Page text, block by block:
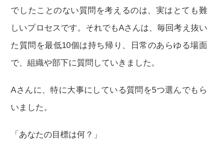
でしたことのない質問を考えるのは、実はとても難
しいプロセスです。それでもAさんは、毎回考え抜い
た質問を最低10個は持ち帰り、日常のあらゆる場面
で、組織や部下に質問していきました。
Aさんに、特に大事にしている質問を5つ選んでもら
いました。
「あなたの目標は何？」